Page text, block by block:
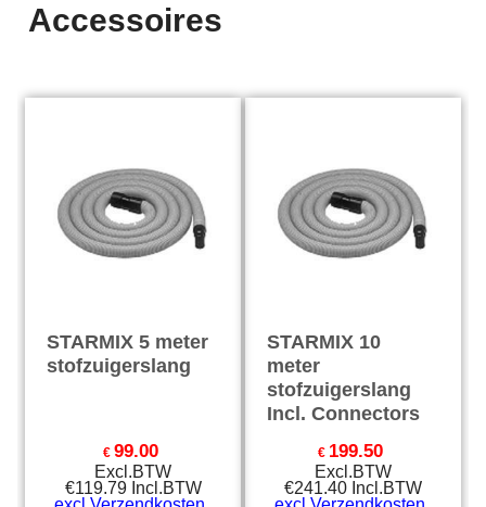
Accessoires
STARMIX 5 meter
stofzuigerslang
€ 99.00
Excl.BTW
€119.79 Incl.BTW
STARMIX 10
meter
stofzuigerslang
Incl. Connectors
€ 199.50
Excl.BTW
€241.40 Incl.BTW